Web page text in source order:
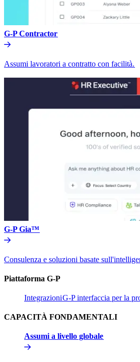
G-P Contractor​​
Assumi lavoratori a contratto con facilità.​​
G-P Gia™​​
Consulenza e soluzioni basate
Piattaforma G-P​​
Integrazioni​​G-P interfaccia per la
CAPACITÀ FONDAMENTALI​​
Assumi a livello globale​​